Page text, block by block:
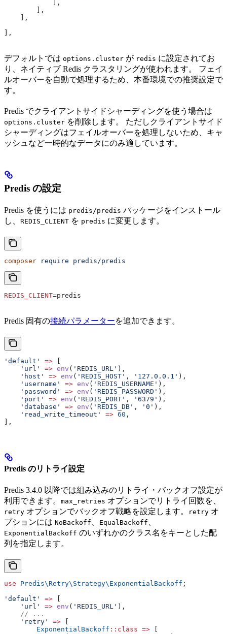
            ],
        ],
    ],
],
デフォルトでは options.cluster が redis に設定されてお
り、ネイティブ Redis クラスタリングが使われます。 フェイ
ルオーバーを自動で処理するため、本番環境での推奨設定で
す。
Predis でクライアントサイドシャーディングを使う場合は
options.cluster を削除します。 ただしクライアントサイド
シャーディングはフェイルオーバーを処理しないため、キャ
ッシュなど一時的なデータにのみ適しています。
Predis の設定
Predis を使うには predis/predis パッケージをインストール
し、 REDIS_CLIENT を predis に変更します。
composer require predis/predis
REDIS_CLIENT=predis
Predis 固有の接続パラメーターを追加できます。
'default' =>
    'url'
=> env ( 'REDIS_URL' ),
    'host'
=> env ( 'REDIS_HOST' , '127.0.0.1' ),
    'username'
=> env ( 'REDIS_USERNAME' ),
    'password'
=> env ( 'REDIS_PASSWORD' ),
    'port'
=> env ( 'REDIS_PORT' , '6379' ),
    'database'
=> env ( 'REDIS_DB' , '0' ),
    'read_write_timeout'
=> 60 ,
],
Predis のリトライ設定
Predis 3.4.0 以降では組み込みのリトライ・バックオフ設定が
利用できます。 max_retries オプションでリトライ回数を、
retry オプションでバックオフ戦略を設定します。 retry オ
プションには NoBackoff EqualBackoff
ExponentialBackoff のいずれかのクラス名をキーとした配
列を指定します。
use Predis\Retry\Strategy\ ExponentialBackoff ;
'default'
=>
    'url'
=> env ( 'REDIS_URL' ),
    // ...
    'retry'
=>
        ExponentialBackoff
:: class =>